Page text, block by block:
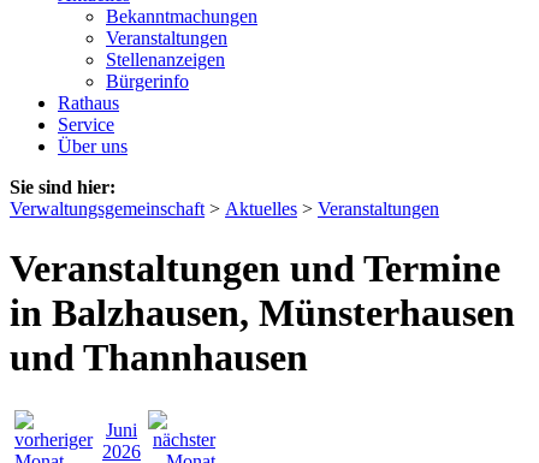
Bekanntmachungen
Veranstaltungen
Stellenanzeigen
Bürgerinfo
Rathaus
Service
Über uns
Sie sind hier:
Verwaltungsgemeinschaft > Aktuelles > Veranstaltungen
Veranstaltungen und Termine
in Balzhausen, Münsterhausen
und Thannhausen
Juni
2026